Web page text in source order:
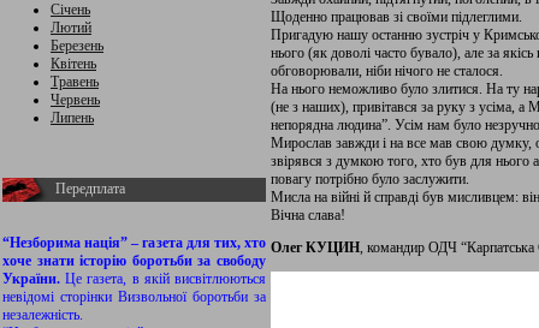
Січень
Лютий
Березень
Квітень
Травень
Червень
Липень
Передплата
“Незборима нація” – газета для тих, хто
хоче знати історію боротьби за свободу
України.Це газета, в якій висвітлюються
невідомі сторінки Визвольної боротьби за
незалежність.
Щоденно працював зі своїми підлеглими.
Пригадую нашу останню зустріч у
нього (як доволі часто бувало), але за
обговорювали, ніби нічого не сталося.
На нього неможливо було злитися. На ту
(не з наших), привітався за руку з усіма,
непорядна людина”. Усім нам було
Мирослав завжди і на все мав свою думку,
звірявся з думкою того, хто був для нього
повагу потрібно було заслужити.
Мисла на війні й справді був мисливцем:
Вічна слава!
Олег КУЦИН, командир ОДЧ “Карпатська